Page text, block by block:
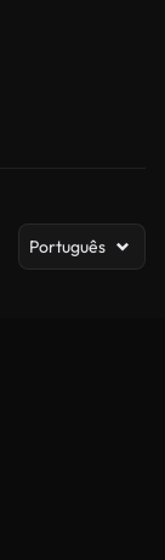
Português